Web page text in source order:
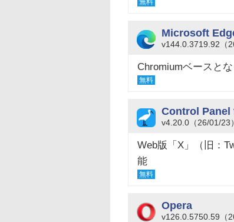
Microsoft
v144.0.3719.92（
Chromiumベースと
無料
Control Panel
v4.20.0（26/01/23）
Web版「X」（旧：
能
無料
Opera
v126.0.5750.59（